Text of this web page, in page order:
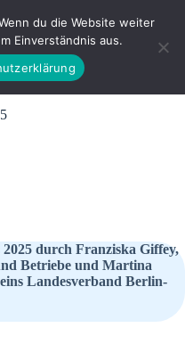
durch Franziska Giffey,
Betriebe und Martina
Landesverband Berlin-
du die Website weiter
Einverständnis aus.